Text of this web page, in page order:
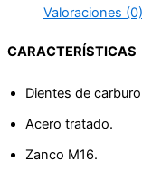
Valoraciones (0)
CARACTERÍSTICAS
Dientes de
Acero tratado.
Zanco M16.